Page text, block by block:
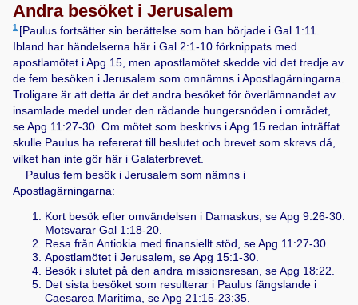
Andra besöket i Jerusalem
1 [Paulus fortsätter sin berättelse som han började i Gal 1:11.
Ibland har händelserna här i Gal 2:1-10 förknippats med
apostlamötet i Apg 15, men apostlamötet skedde vid det tredje av
de fem besöken i Jerusalem som omnämns i Apostlagärningarna.
Troligare är att detta är det andra besöket för överlämnandet av
insamlade medel under den rådande hungersnöden i området,
se Apg 11:27-30. Om mötet som beskrivs i Apg 15 redan inträffat
skulle Paulus ha refererat till beslutet och brevet som skrevs då,
vilket han inte gör här i Galaterbrevet.
Paulus fem besök i Jerusalem som nämns i
Apostlagärningarna:
Kort besök efter omvändelsen i Damaskus, se Apg 9:26-30
Motsvarar Gal 1:18-20
Resa från Antiokia med finansiellt stöd, se Apg 11:27-30
Apostlamötet i Jerusalem, se Apg 15:1-30
Besök i slutet på den andra missionsresan, se Apg 18:22
Det sista besöket som resulterar i Paulus fängslande i
Caesarea Maritima, se Apg 21:15-23:35